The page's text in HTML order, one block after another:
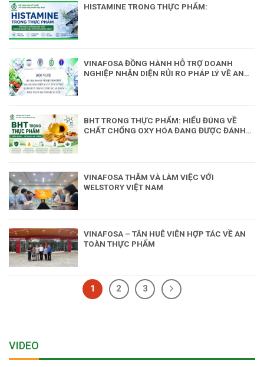
HISTAMINE TRONG THỰC PHẨM:
VINAFOSA ĐỒNG HÀNH HỖ TRỢ DOANH
NGHIỆP NHẬN DIỆN RỦI RO PHÁP LÝ VỀ AN
BHT TRONG THỰC PHẨM: HIỂU ĐÚNG VỀ
CHẤT CHỐNG OXY HÓA ĐANG ĐƯỢC ĐÁNH
VINAFOSA THĂM VÀ LÀM VIỆC VỚI
WELSTORY VIỆT NAM
VINAFOSA – TÂN HUÊ VIÊN HỢP TÁC VỀ AN
TOÀN THỰC PHẨM
1 2 3
VIDEO